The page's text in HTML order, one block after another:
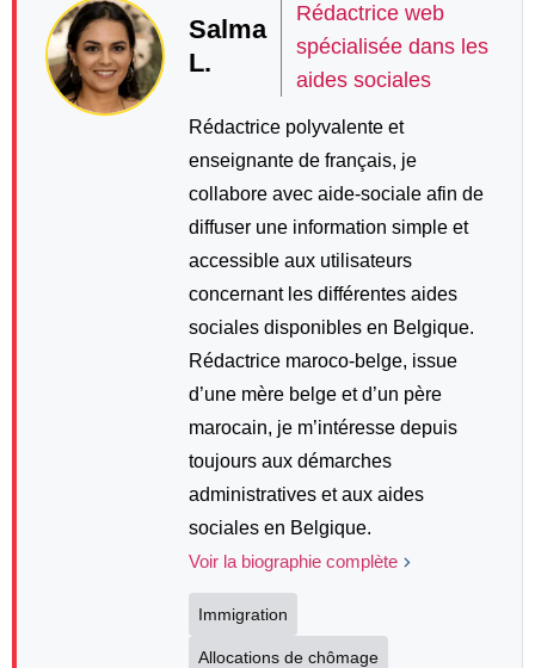
Salma
L.
Rédactrice web
spécialisée dans les
aides sociales
Rédactrice polyvalente et
enseignante de français, je
collabore avec aide-sociale afin de
diffuser une information simple et
accessible aux utilisateurs
concernant les différentes aides
sociales disponibles en Belgique.
Rédactrice maroco-belge, issue
d’une mère belge et d’un père
marocain, je m’intéresse depuis
toujours aux démarches
administratives et aux aides
sociales en Belgique.
Voir la biographie complète
Immigration
Allocations de chômage